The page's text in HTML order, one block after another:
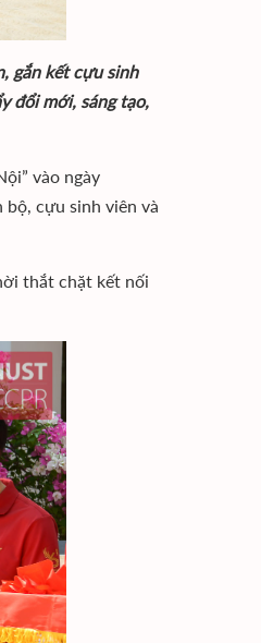
gắn kết cựu sinh
đổi mới, sáng tạo,
vào ngày
cựu sinh viên và
thắt chặt kết nối